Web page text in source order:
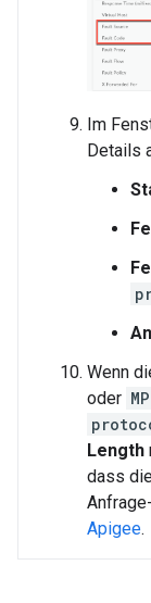
Im
Details
Wenn
oder MP
Length
dass
Apigee.